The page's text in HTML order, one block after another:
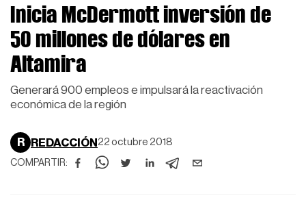
Inicia McDermott inversión de
50 millones de dólares en
Altamira
Generará 900 empleos e impulsará la reactivación
económica de la región
R REDACCIÓN 22 octubre 2018
COMPARTIR: